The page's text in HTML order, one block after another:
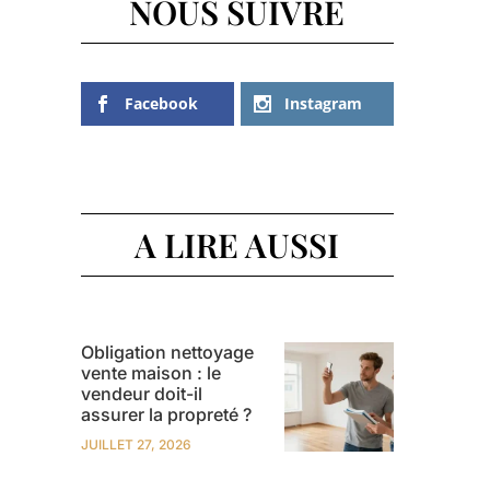
NOUS SUIVRE
Facebook Instagram
A LIRE AUSSI
Obligation nettoyage
vente maison : le
vendeur doit-il
assurer la propreté ?
JUILLET 27, 2026